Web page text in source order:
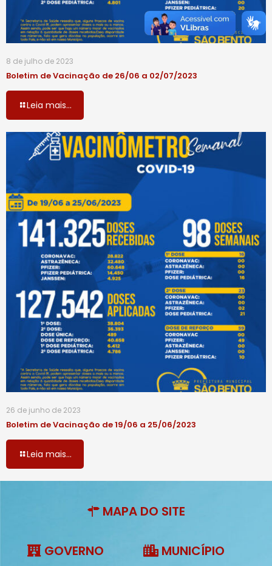
8 de julho de 2023
Boletim de Vacinação de 26/06 a 02/07/2023
Leia mais...
26 de junho de 2023
Boletim de Vacinação de 19/06 a 25/06/2023
Leia mais...
MAPA DO SITE
GOVERNO MUNICÍPIO